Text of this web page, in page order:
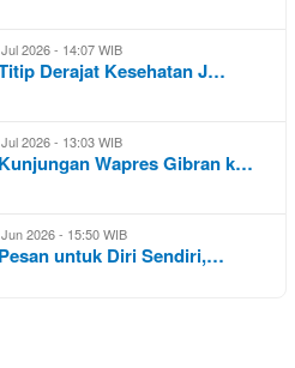
2026 - 14:07 WIB
Derajat Kesehatan J…
2026 - 13:03 WIB
Wapres Gibran k…
2026 - 15:50 WIB
untuk Diri Sendiri,…